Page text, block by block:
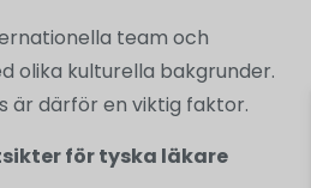
team och
olika kulturella bakgrunder.
är därför en viktig faktor.
för tyska läkare